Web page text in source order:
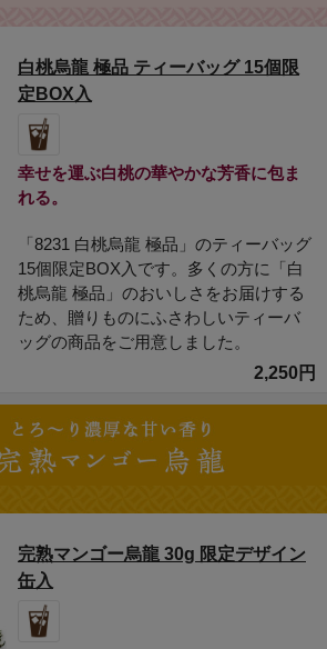
白桃烏龍 極品 ティーバッグ 15個限
定BOX入
幸せを運ぶ白桃の華やかな芳香に包ま
れる。
「8231 白桃烏龍 極品」のティーバッグ
15個限定BOX入です。多くの方に「白
桃烏龍 極品」のおいしさをお届けする
ため、贈りものにふさわしいティーバ
ッグの商品をご用意しました。
2,250円
完熟マンゴー烏龍 30g 限定デザイン
缶入